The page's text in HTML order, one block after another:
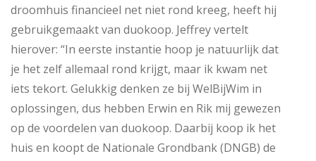
droomhuis financieel net niet rond kreeg, heeft hij
gebruikgemaakt van duokoop. Jeffrey vertelt
hierover: “In eerste instantie hoop je natuurlijk dat
je het zelf allemaal rond krijgt, maar ik kwam net
iets tekort. Gelukkig denken ze bij WelBijWim in
oplossingen, dus hebben Erwin en Rik mij gewezen
op de voordelen van duokoop. Daarbij koop ik het
huis en koopt de Nationale Grondbank (DNGB) de